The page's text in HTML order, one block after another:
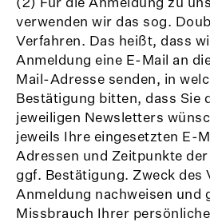
verwenden wir das sog.
Verfahren. Das heißt, dass
Anmeldung eine E-Mail an
Mail-Adresse senden, in
Bestätigung bitten, dass Sie
jeweiligen Newsletters
jeweils Ihre eingesetzten E-
Adressen und Zeitpunkte
ggf. Bestätigung. Zweck des
Anmeldung nachweisen und
Missbrauch Ihrer